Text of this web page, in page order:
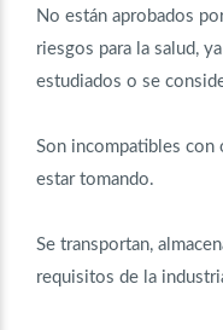
No están aprobados
riesgos para la salud,
estudiados o se
Son incompatibles con
estar tomando.
Se transportan,
requisitos de la